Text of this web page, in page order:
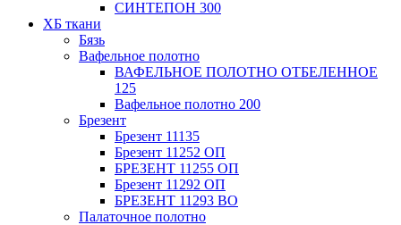
СИНТЕПОН 300
ХБ ткани
Бязь
Вафельное полотно
ВАФЕЛЬНОЕ ПОЛОТНО ОТБЕЛЕННОЕ
125
Вафельное полотно 200
Брезент
Брезент 11135
Брезент 11252 ОП
БРЕЗЕНТ 11255 ОП
Брезент 11292 ОП
БРЕЗЕНТ 11293 ВО
Палаточное полотно